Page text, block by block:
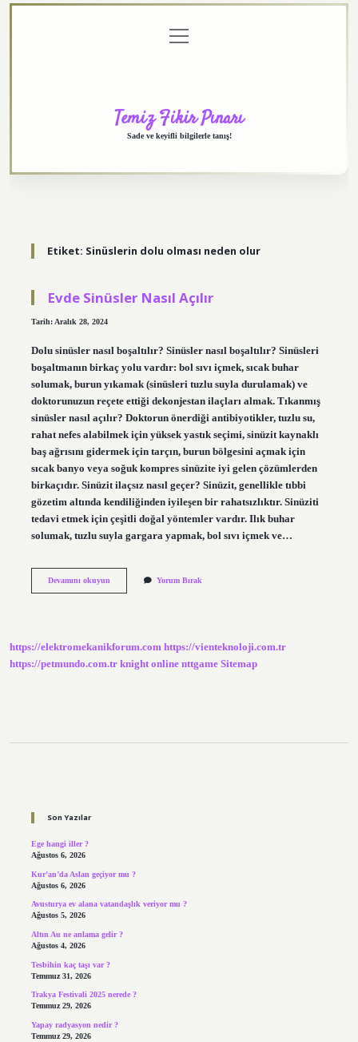
menüyü
aç
Temiz Fikir Pınarı
Sade ve keyifli bilgilerle tanış!
Etiket: Sinüslerin dolu olması neden olur
Evde Sinüsler Nasıl Açılır
Tarih: Aralık 28, 2024
Dolu sinüsler nasıl boşaltılır? Sinüsler nasıl boşaltılır? Sinüsleri
boşaltmanın birkaç yolu vardır: bol sıvı içmek, sıcak buhar
solumak, burun yıkamak (sinüsleri tuzlu suyla durulamak) ve
doktorunuzun reçete ettiği dekonjestan ilaçları almak. Tıkanmış
sinüsler nasıl açılır? Doktorun önerdiği antibiyotikler, tuzlu su,
rahat nefes alabilmek için yüksek yastık seçimi, sinüzit kaynaklı
baş ağrısını gidermek için tarçın, burun bölgesini açmak için
sıcak banyo veya soğuk kompres sinüzite iyi gelen çözümlerden
birkaçıdır. Sinüzit ilaçsız nasıl geçer? Sinüzit, genellikle tıbbi
gözetim altında kendiliğinden iyileşen bir rahatsızlıktır. Sinüziti
tedavi etmek için çeşitli doğal yöntemler vardır. Ilık buhar
solumak, tuzlu suyla gargara yapmak, bol sıvı içmek ve…
Devamını okuyunEvde
Yorum Bırak
https://elektromekanikforum.com https://vienteknoloji.com.tr
https://petmundo.com.tr knight online nttgame Sitemap
Son Yazılar
Ege hangi iller ?
Ağustos 6, 2026
Kur’an’da Aslan geçiyor mu ?
Ağustos 6, 2026
Avusturya ev alana vatandaşlık veriyor mu ?
Ağustos 5, 2026
Altın Au ne anlama gelir ?
Ağustos 4, 2026
Tesbihin kaç taşı var ?
Temmuz 31, 2026
Trakya Festivali 2025 nerede ?
Temmuz 29, 2026
Yapay radyasyon nedir ?
Temmuz 29, 2026